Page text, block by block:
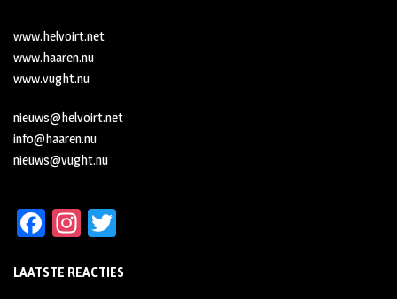
www.helvoirt.net
www.haaren.nu
www.vught.nu
nieuws@helvoirt.net
info@haaren.nu
nieuws@vught.nu
Fa
b
In
ag tt
LAATSTE REACTIES